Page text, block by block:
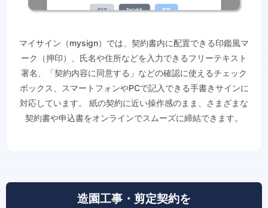
マイサイン（mysign）では、契約書内に配置できる印鑑風マ
ーク（押印）、氏名や住所などを入力できるフリーテキスト
署名、「契約内容に同意する」などの確認に使えるチェック
ボックス、スマートフォンやPCで記入できる手書きサインに
対応しています。 紙の契約に近い操作感のまま、さまざまな
契約書や申込書をオンラインでスムーズに締結できます。
造園工事・剪定契約を